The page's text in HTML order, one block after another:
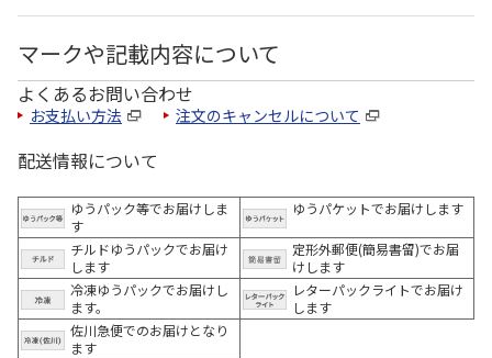
マークや記載内容について
よくあるお問い合わせ
お支払い方法 注文のキャンセルについて
配送情報について
ゆうパック等でお届けしま
す
ゆうパケットでお届けします
チルドゆうパックでお届け
します
定形外郵便(簡易書留)でお届
けします
冷凍ゆうパックでお届けし
ます。
レターパックライトでお届け
します
佐川急便でのお届けとなり
ます